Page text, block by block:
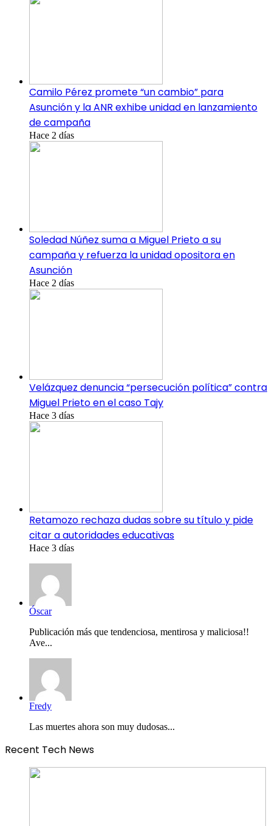
Camilo Pérez promete “un cambio” para
Asunción y la ANR exhibe unidad en lanzamiento
de campaña
Hace 2 días
Soledad Núñez suma a Miguel Prieto a su
campaña y refuerza la unidad opositora en
Asunción
Hace 2 días
Velázquez denuncia “persecución política” contra
Miguel Prieto en el caso Tajy
Hace 3 días
Retamozo rechaza dudas sobre su título y pide
citar a autoridades educativas
Hace 3 días
Óscar
Publicación más que tendenciosa, mentirosa y maliciosa!!
Ave...
Fredy
Las muertes ahora son muy dudosas...
Recent Tech News